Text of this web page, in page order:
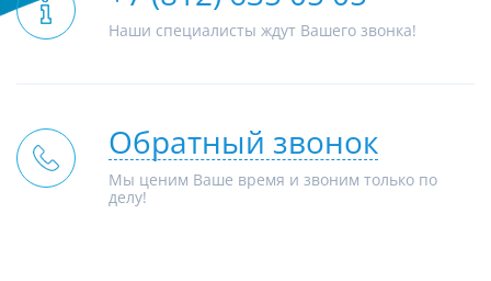
Наши специалисты ждут Вашего звонка!
Обратный звонок
Мы ценим Ваше время и звоним только по
делу!